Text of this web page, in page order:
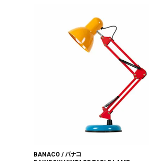
BANACO / バナコ